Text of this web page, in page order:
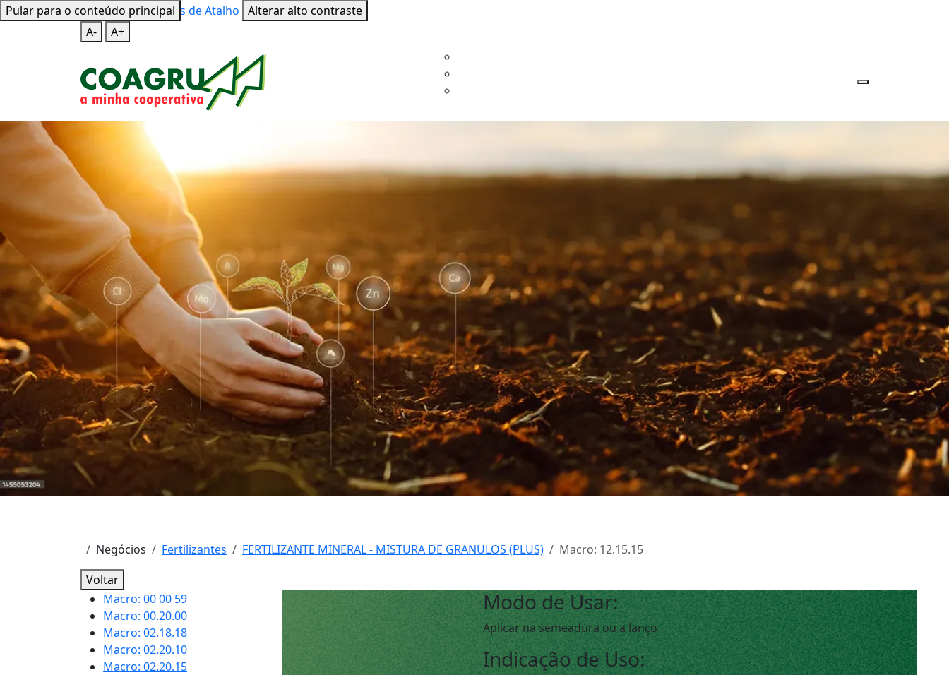
Pular para o conteúdo principal
Mapa do Site Teclas de Atalho Alterar alto contraste
A-
A+
Negócios Fertilizantes FERTILIZANTE MINERAL - MISTURA DE GRANULOS (PLUS)
Macro: 12.15.15
Voltar
Macro: 00 00 59
Macro: 00.20.00
Macro: 02.18.18
Macro: 02.20.10
Macro: 02.20.15
Modo de Usar:
Aplicar na semeadura ou a lanço.
Indicação de Uso: